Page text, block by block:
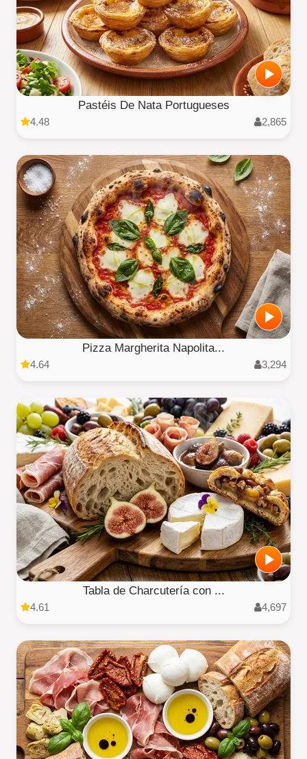
Pastéis De Nata Portugueses
4.48 2,865
Pizza Margherita Napolita...
4.64 3,294
Tabla de Charcutería con ...
4.61 4,697